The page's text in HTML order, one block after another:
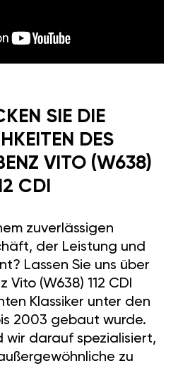
SIE DIE
DES
VITO (W638)
CDI
zuverlässigen
der Leistung und
Lassen Sie uns über
(W638) 112 CDI
Klassiker unter den
2003 gebaut wurde.
wir darauf spezialisiert,
zu